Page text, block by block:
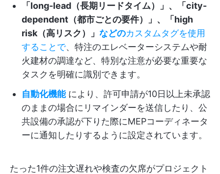
「long-lead（長期リードタイム）」、「city-
dependent（都市ごとの要件）」、「high
risk（高リスク）」 などのカスタムタグを使用
することで、特注のエレベーターシステムや耐
火建材の調達など、特別な注意が必要な重要な
タスクを明確に識別できます。
自動化機能により、許可申請が10日以上未承認
のままの場合にリマインダーを送信したり、公
共設備の承認が下りた際にMEPコーディネータ
ーに通知したりするように設定されています。
たった1件の注文遅れや検査の欠席がプロジェクト